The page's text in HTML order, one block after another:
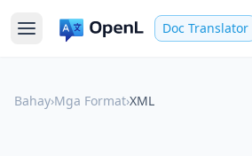
Doc Translator
Bahay›Mga Format›XML